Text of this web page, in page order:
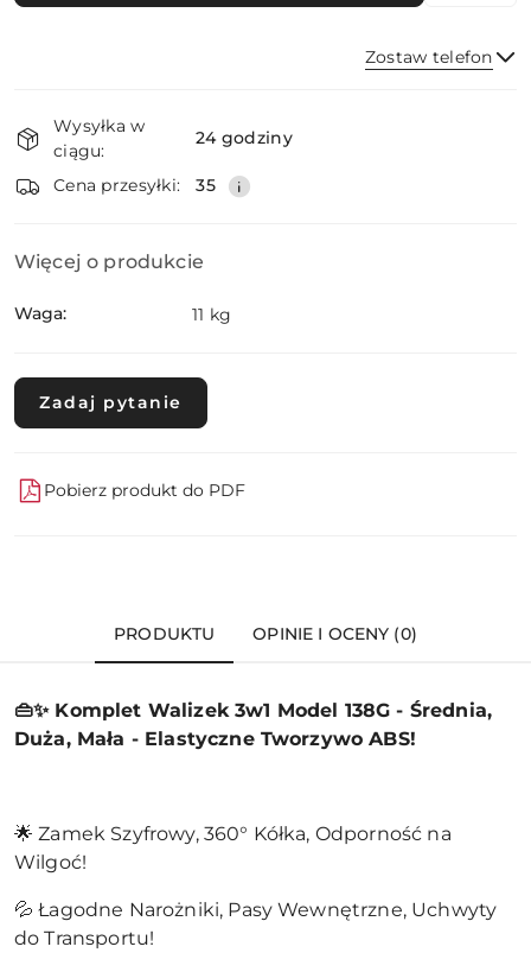
Zostaw telefon
i
dostawa
Wysyłka w
ciągu:
24 godziny
Cena przesyłki: 35
Więcej o produkcie
Waga: 11 kg
Zadaj pytanie
Pobierz produkt do PDF
PRODUKTU OPINIE I OCENY (0)
👜✨ Komplet Walizek 3w1 Model 138G - Średnia,
Duża, Mała - Elastyczne Tworzywo ABS!
🌟 Zamek Szyfrowy, 360° Kółka, Odporność na
Wilgoć!
💦 Łagodne Narożniki, Pasy Wewnętrzne, Uchwyty
do Transportu!